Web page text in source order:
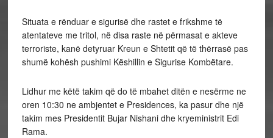
Situata e rënduar e sigurisë dhe rastet e frikshme të
atentateve me tritol, në disa raste në përmasat e akteve
terroriste, kanë detyruar Kreun e Shtetit që të thërrasë pas
shumë kohësh pushimi Këshillin e Sigurise Kombëtare.
Lidhur me këtë takim që do të mbahet ditën e nesërme ne
oren 10:30 ne ambjentet e Presidences, ka pasur dhe një
takim mes Presidentit Bujar Nishani dhe kryeministrit Edi
Rama.